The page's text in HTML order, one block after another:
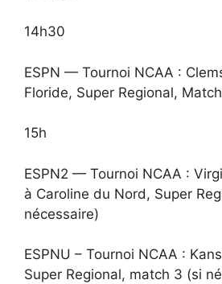
14h30
ESPN — Tournoi NCAA :
Floride, Super Regional,
15h
ESPN2 — Tournoi NCAA :
à Caroline du Nord, Super
nécessaire)
ESPNU – Tournoi NCAA :
Super Regional, match 3 (si